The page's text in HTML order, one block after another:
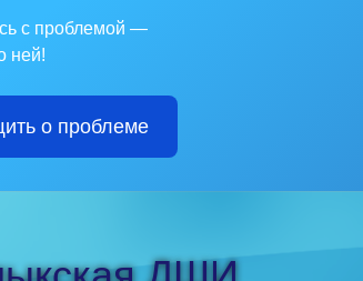
с проблемой —
ней!
о проблеме